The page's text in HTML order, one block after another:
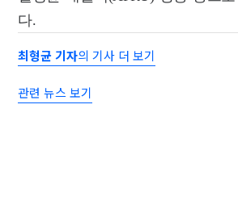
다.
최형균 기자의 기사 더 보기
관련 뉴스 보기